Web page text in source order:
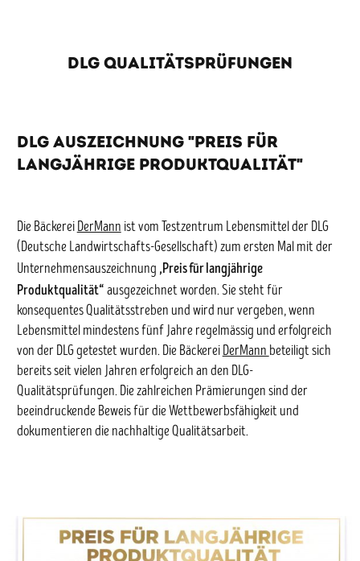
DLG QUALITÄTSPRÜFUNGEN
DLG Auszeichnung "Preis für
langjährige Produktqualität"
Die Bäckerei DerMann ist vom Testzentrum Lebensmittel der DLG
(Deutsche Landwirtschafts-Gesellschaft) zum ersten Mal mit der
Unternehmensauszeichnung „Preis für langjährige
Produktqualität“ ausgezeichnet worden. Sie steht für
konsequentes Qualitätsstreben und wird nur vergeben, wenn
Lebensmittel mindestens fünf Jahre regelmässig und erfolgreich
von der DLG getestet wurden. Die Bäckerei DerMann beteiligt sich
bereits seit vielen Jahren erfolgreich an den DLG-
Qualitätsprüfungen. Die zahlreichen Prämierungen sind der
beeindruckende Beweis für die Wettbewerbsfähigkeit und
dokumentieren die nachhaltige Qualitätsarbeit.